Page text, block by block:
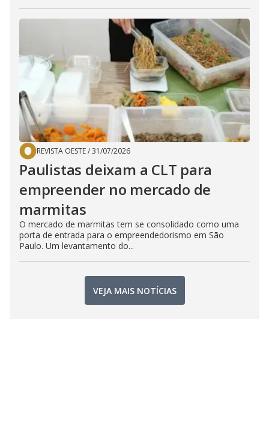
REVISTA OESTE/31/07/2026
Paulistas deixam a CLT para
empreender no mercado de
marmitas
O mercado de marmitas tem se consolidado como uma
porta de entrada para o empreendedorismo em São
Paulo. Um levantamento do...
VEJA MAIS NOTÍCIAS